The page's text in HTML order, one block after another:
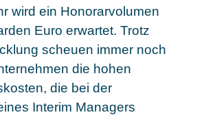
wird ein Honorarvolumen
Euro erwartet. Trotz
scheuen immer noch
die hohen
die bei der
Interim Managers